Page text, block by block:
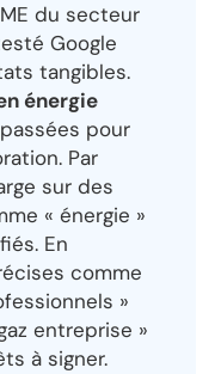
du secteur
Google
tangibles.
énergie
pour
Par
sur des
« énergie »
En
comme
»
entreprise »
à signer.